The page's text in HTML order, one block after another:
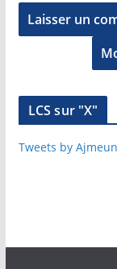
LCS sur "X"
Tweets by